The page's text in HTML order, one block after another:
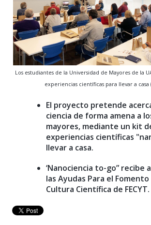
Los estudiantes de la Universidad de Mayores de la
experiencias científicas para llevar a casa
El proyecto pretende
ciencia de forma amena a
mayores, mediante un kit
experiencias científicas
llevar a casa.
‘Nanociencia to-go” recibe
las Ayudas Para el Fomento
Cultura Científica de FECYT.